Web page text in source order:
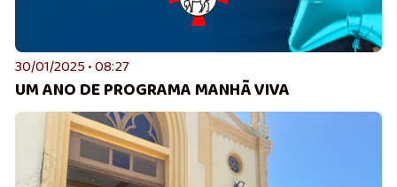
30/01/2025 • 08:27
UM ANO DE PROGRAMA MANHÃ VIVA